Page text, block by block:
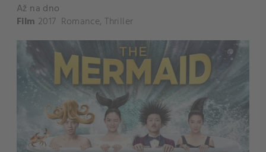
Až na dno
Film 2017 Romance,Thriller